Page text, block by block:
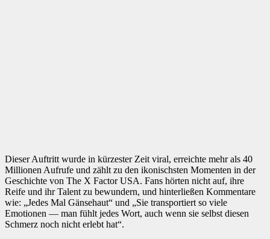
Dieser Auftritt wurde in kürzester Zeit viral, erreichte mehr als 40
Millionen Aufrufe und zählt zu den ikonischsten Momenten in der
Geschichte von The X Factor USA. Fans hörten nicht auf, ihre
Reife und ihr Talent zu bewundern, und hinterließen Kommentare
wie: „Jedes Mal Gänsehaut“ und „Sie transportiert so viele
Emotionen — man fühlt jedes Wort, auch wenn sie selbst diesen
Schmerz noch nicht erlebt hat“.